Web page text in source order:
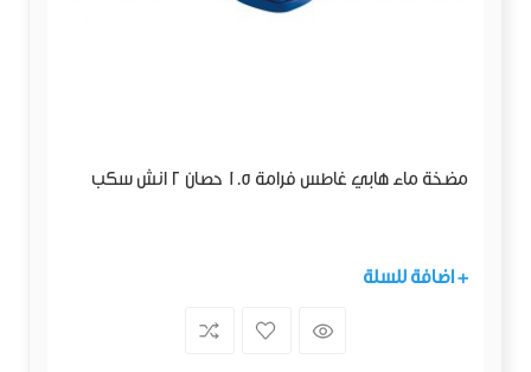
مضخة ماء هابي غاطس فرامة 1.5 حصان 2 انش سكب
+ اضافة للسلة